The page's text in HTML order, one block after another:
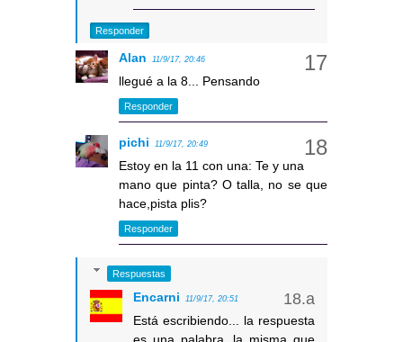
Responder
Alan 11/9/17, 20:46
llegué a la 8... Pensando
Responder
pichi 11/9/17, 20:49
Estoy en la 11 con una: Te y una
mano que pinta? O talla, no se que
hace,pista plis?
Responder
Respuestas
Encarni 11/9/17, 20:51
Está escribiendo... la respuesta
es una palabra, la misma que